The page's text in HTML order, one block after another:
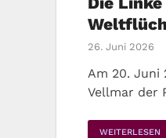
26. Juni 2026
Am 20. Juni
Vellmar der
WEITERLESEN